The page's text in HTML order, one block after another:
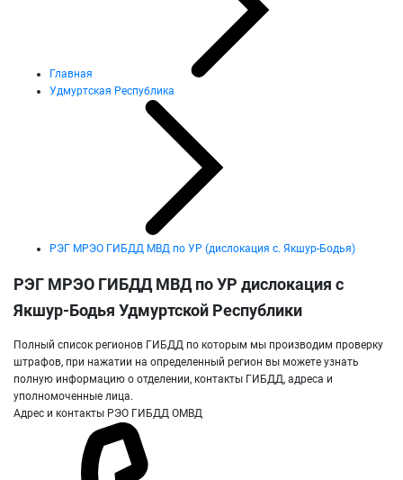
Главная
Удмуртская Республика
РЭГ МРЭО ГИБДД МВД по УР (дислокация с. Якшур-Бодья)
РЭГ МРЭО ГИБДД МВД по УР дислокация с
Якшур-Бодья Удмуртской Республики
Полный список регионов ГИБДД по которым мы производим проверку
штрафов, при нажатии на определенный регион вы можете узнать
полную информацию о отделении, контакты ГИБДД, адреса и
уполномоченные лица.
Адрес и контакты РЭО ГИБДД ОМВД